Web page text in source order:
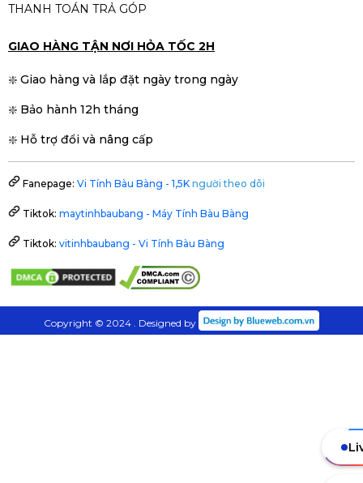
THANH TOÁN TRẢ GÓP
GIAO HÀNG TẬN NƠI HỎA TỐC 2H
❇️ Giao hàng và lắp đặt ngày trong ngày
❇️ Bảo hành 12h tháng
❇️ Hỗ trợ đổi và nâng cấp
Fanepage: Vi Tính Bàu Bàng - 1,5K người theo dõi
Tiktok: maytinhbaubang - Máy Tính Bàu Bàng
Tiktok: vitinhbaubang - Vi Tính Bàu Bàng
Copyright © 2024 . Designed by